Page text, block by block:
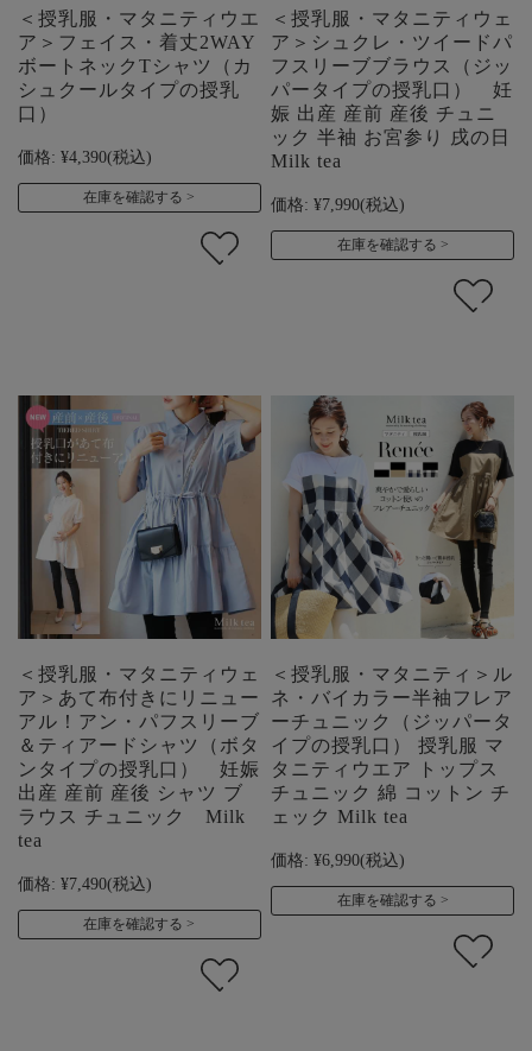
＜授乳服・マタニティウエ
ア＞フェイス・着丈2WAY
ボートネックTシャツ（カ
シュクールタイプの授乳
口）
価格: ¥4,390(税込)
在庫を確認する
＜授乳服・マタニティウェ
ア＞シュクレ・ツイードパ
フスリーブブラウス（ジッ
パータイプの授乳口） 妊
娠 出産 産前 産後 チュニ
ック 半袖 お宮参り 戌の日
Milk tea
価格: ¥7,990(税込)
在庫を確認する
＜授乳服・マタニティウェ
ア＞あて布付きにリニュー
アル！アン・パフスリーブ
＆ティアードシャツ（ボタ
ンタイプの授乳口） 妊娠
出産 産前 産後 シャツ ブ
ラウス チュニック Milk
tea
価格: ¥7,490(税込)
在庫を確認する
＜授乳服・マタニティ＞ル
ネ・バイカラー半袖フレア
ーチュニック（ジッパータ
イプの授乳口） 授乳服 マ
タニティウエア トップス
チュニック 綿 コットン チ
ェック Milk tea
価格: ¥6,990(税込)
在庫を確認する